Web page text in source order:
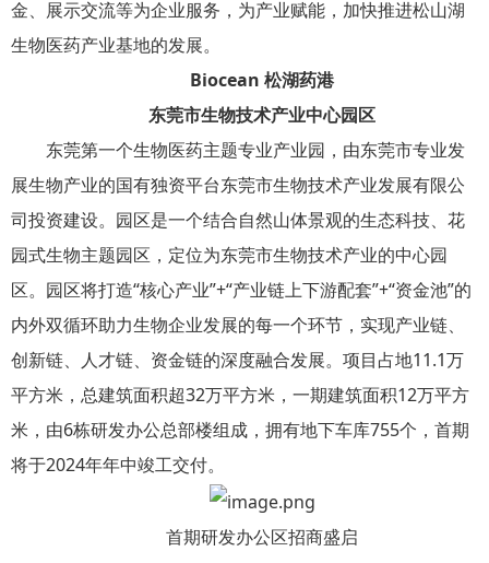
金、展示交流等为企业服务，为产业赋能，加快推进松山湖
生物医药产业基地的发展。
Biocean 松湖药港
东莞市生物技术产业中心园区
东莞第一个生物医药主题专业产业园，由东莞市专业发
展生物产业的国有独资平台东莞市生物技术产业发展有限公
司投资建设。园区是一个结合自然山体景观的生态科技、花
园式生物主题园区，定位为东莞市生物技术产业的中心园
区。园区将打造“核心产业”+“产业链上下游配套”+“资金池”的
内外双循环助力生物企业发展的每一个环节，实现产业链、
创新链、人才链、资金链的深度融合发展。项目占地11.1万
平方米，总建筑面积超32万平方米，一期建筑面积12万平方
米，由6栋研发办公总部楼组成，拥有地下车库755个，首期
将于2024年年中竣工交付。
首期研发办公区招商盛启